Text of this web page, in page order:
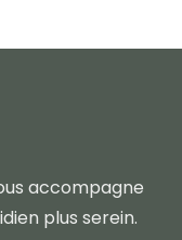
accompagne
plus serein.